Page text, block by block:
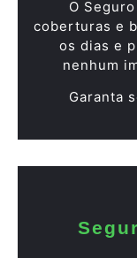
O
coberturas e
os dias e
nenhum
Garanta